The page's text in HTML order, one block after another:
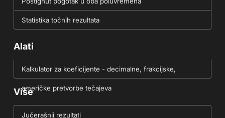
Statistika točnih rezultata
Alati
Kalkulator za koeficijente - decimalne, frakcijske,
američke pretvorbe tečajeva
Više
Jučerašnji rezultati